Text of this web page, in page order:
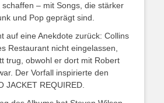
– mit Songs, die stärker
und Pop geprägt sind.
auf eine Anekdote zurück: Collins
Restaurant nicht eingelassen,
trug, obwohl er dort mit Robert
Der Vorfall inspirierte den
JACKET REQUIRED.